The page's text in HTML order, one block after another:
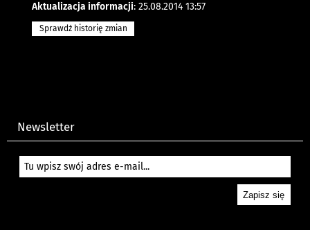
Aktualizacja informacji: 25.08.2014 13:57
Sprawdź historię zmian
Newsletter